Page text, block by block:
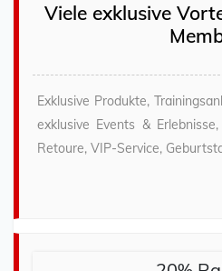
Viele exklusive
Exklusive Produkte,
exklusive Events &
Retoure, VIP-Service,